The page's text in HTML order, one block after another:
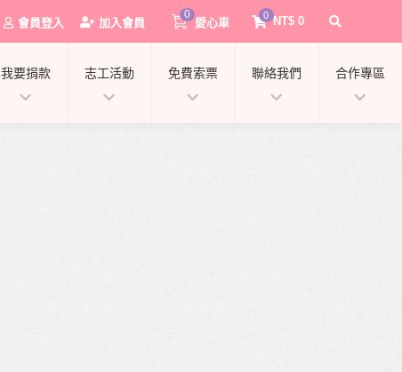
會員登入 加入會員
0
愛心車 NT$ 0
0
我要捐款 志工活動 免費索票 聯絡我們 合作專區